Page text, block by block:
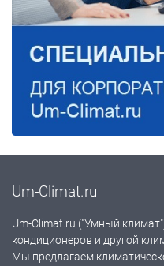
Um-Climat.ru
Um-Climat.ru ("Умный
кондиционеров и другой
Мы предлагаем